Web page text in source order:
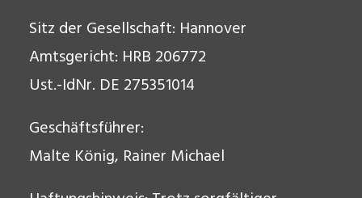
Sitz der Gesellschaft: Hannover
Amtsgericht: HRB 206772
Ust.-IdNr. DE 275351014
Geschäftsführer:
Malte König, Rainer Michael